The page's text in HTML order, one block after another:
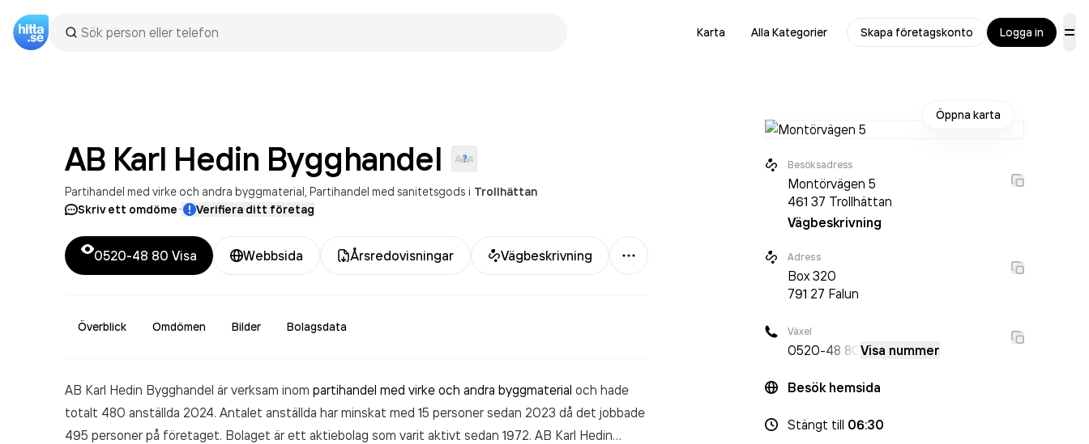
Karta Alla Kategorier Skapa företagskonto Logga in
AB Karl Hedin Bygghandel
Partihandel med virke och andra byggmaterial Partihandel med sanitetsgods i Trollhättan
Skriv ett omdöme· Verifiera ditt företag
0520-48 80 Visa Webbsida Årsredovisningar Vägbeskrivning
Mer
Överblick Omdömen Bilder Bolagsdata
AB Karl Hedin Bygghandel är verksam inom partihandel med virke och andra byggmaterial och hade
totalt 480 anställda 2024. Antalet anställda har minskat med 15 personer sedan 2023 då det jobbade
495 personer på företaget. Bolaget är ett aktiebolag som varit aktivt sedan 1972. AB Karl Hedin
Öppna karta
Besöksadress
Montörvägen 5
461 37 Trollhättan
Vägbeskrivning
Adress
Box320
791 27 Falun
Växel
0520-48 80 Visa nummer
Besök hemsida
Stängt till 06:30